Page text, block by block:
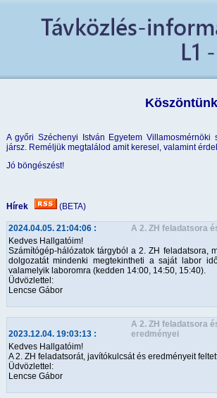
A győri Széchenyi István Egyetem Villamosmérnöki
jársz. Reméljük megtalálod amit keresel, valamint
Jó böngészést!
Hírek (BETA)
2024.04.05. 21:04:06:
A 2. ZH feladatsora
Kedves Hallgatóim!
Számítógép-hálózatok tárgyból a 2. ZH feladatsora,
dolgozatát mindenki megtekintheti a saját labor
valamelyik laboromra (kedden 14:00, 14:50, 15:40).
Üdvözlettel:
Lencse Gábor
2023.12.04. 19:03:13:
A 2. ZH feladatsora
eredményei
Kedves Hallgatóim!
A 2. ZH feladatsorát, javítókulcsát és eredményeit
Üdvözlettel:
Lencse Gábor